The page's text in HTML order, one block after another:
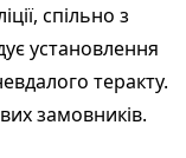
спільно з
установлення
теракту.
замовників.